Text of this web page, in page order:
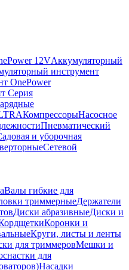
12VАккумуляторный
инструмент
OnePower
Серия
КомпрессорыНасосное
Пневматический
и уборочная
Сетевой
Валы гибкие для
триммерныеДержатели
Диски абразивныеДиски и
Коронки и
Круги, листы и ленты
для триммеровМешки и
для
Насадки